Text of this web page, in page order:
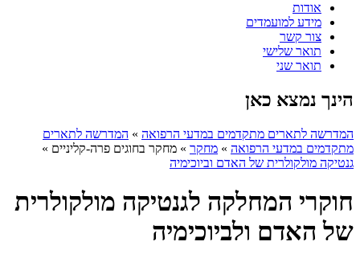
אודות
מידע למועמדים
צור קשר
תואר שלישי
תואר שני
הינך נמצא כאן
המדרשה לתארים מתקדמים במדעי הרפואה » המדרשה לתארים
מתקדמים במדעי הרפואה » מחקר » מחקר בחוגים פרה-קליניים »
גנטיקה מולקולרית של האדם וביוכימיה
חוקרי המחלקה לגנטיקה מולקולרית
של האדם ולביוכימיה